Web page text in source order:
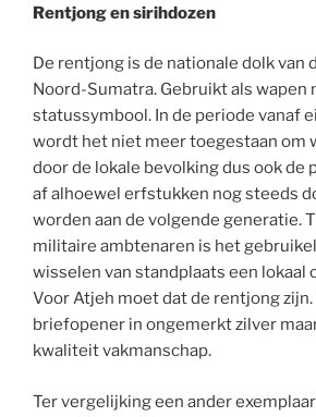
Rentjong en sirihdozen
De rentjong is de nationale dolk van
Noord-Sumatra. Gebruikt als wapen
statussymbool. In de periode vanaf
wordt het niet meer toegestaan om
door de lokale bevolking dus ook de
af alhoewel erfstukken nog steeds
worden aan de volgende generatie.
militaire ambtenaren is het
wisselen van standplaats een lokaal
Voor Atjeh moet dat de rentjong zijn.
briefopener in ongemerkt zilver
kwaliteit vakmanschap.
Ter vergelijking een ander